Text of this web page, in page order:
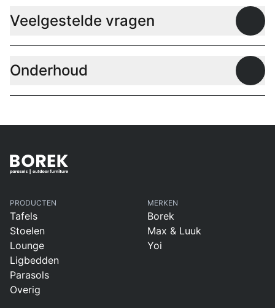
Veelgestelde vragen
Onderhoud
PRODUCTEN
Tafels
Stoelen
Lounge
Ligbedden
Parasols
Overig
MERKEN
Borek
Max & Luuk
Yoi